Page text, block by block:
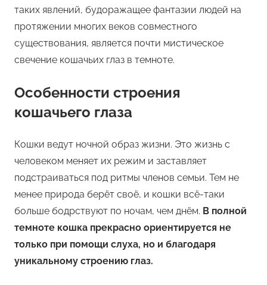
таких явлений, будоражащее фантазии людей на
протяжении многих веков совместного
существования, является почти мистическое
свечение кошачьих глаз в темноте.
Особенности строения
кошачьего глаза
Кошки ведут ночной образ жизни. Это жизнь с
человеком меняет их режим и заставляет
подстраиваться под ритмы членов семьи. Тем не
менее природа берёт своё, и кошки всё-таки
больше бодрствуют по ночам, чем днём. В полной
темноте кошка прекрасно ориентируется не
только при помощи слуха, но и благодаря
уникальному строению глаз.